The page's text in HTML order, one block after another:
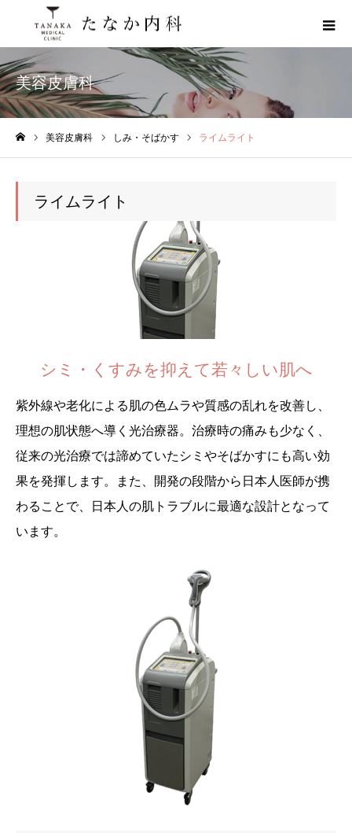
美容皮膚科
美容皮膚科 しみ・そばかす ライムライト
ライムライト
シミ・くすみを抑えて若々しい肌へ
紫外線や老化による肌の色ムラや質感の乱れを改善し、
理想の肌状態へ導く光治療器。治療時の痛みも少なく、
従来の光治療では諦めていたシミやそばかすにも高い効
果を発揮します。また、開発の段階から日本人医師が携
わることで、日本人の肌トラブルに最適な設計となって
います。